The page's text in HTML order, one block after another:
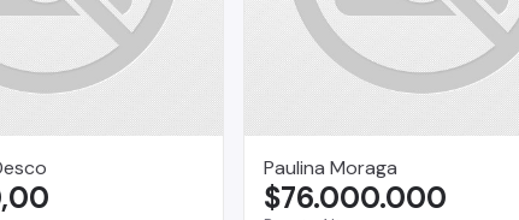
Paulina Moraga
$76.000.000